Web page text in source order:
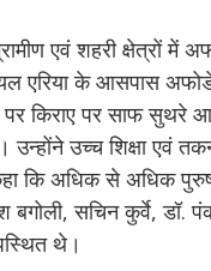
एवं शहरी क्षेत्रों में
एरिया के आसपास
पर किराए पर साफ सुथरे
उन्होंने उच्च शिक्षा
कि अधिक से अधिक
बगोली, सचिन कुर्वे, डॉ.
थे।